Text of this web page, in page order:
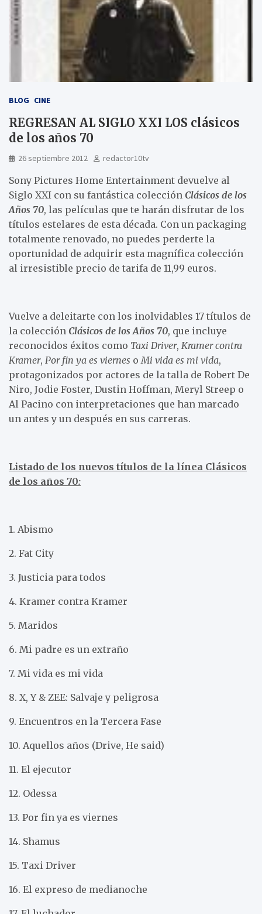
BLOG CINE
REGRESAN AL SIGLO XXI LOS clásicos
de los años 70
26 septiembre 2012 redactor10tv
Sony Pictures Home Entertainment devuelve al
Siglo XXI con su fantástica colección Clásicos de los
Años 70, las películas que te harán disfrutar de los
títulos estelares de esta década. Con un packaging
totalmente renovado, no puedes perderte la
oportunidad de adquirir esta magnífica colección
al irresistible precio de tarifa de 11,99 euros.
Vuelve a deleitarte con los inolvidables 17 títulos de
la colección Clásicos de los Años 70, que incluye
reconocidos éxitos como Taxi Driver, Kramer contra
Kramer, Por fin ya es viernes o Mi vida es mi vida,
protagonizados por actores de la talla de Robert De
Niro, Jodie Foster, Dustin Hoffman, Meryl Streep o
Al Pacino con interpretaciones que han marcado
un antes y un después en sus carreras.
Listado de los nuevos títulos de la línea Clásicos
de los años 70:
1. Abismo
2. Fat City
3. Justicia para todos
4. Kramer contra Kramer
5. Maridos
6. Mi padre es un extraño
7. Mi vida es mi vida
8. X, Y & ZEE: Salvaje y peligrosa
9. Encuentros en la Tercera Fase
10. Aquellos años (Drive, He said)
11. El ejecutor
12. Odessa
13. Por fin ya es viernes
14. Shamus
15. Taxi Driver
16. El expreso de medianoche